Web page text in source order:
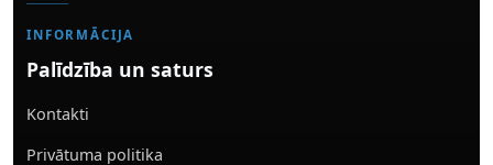
INFORMĀCIJA
Palīdzība un saturs
Kontakti
Privātuma politika